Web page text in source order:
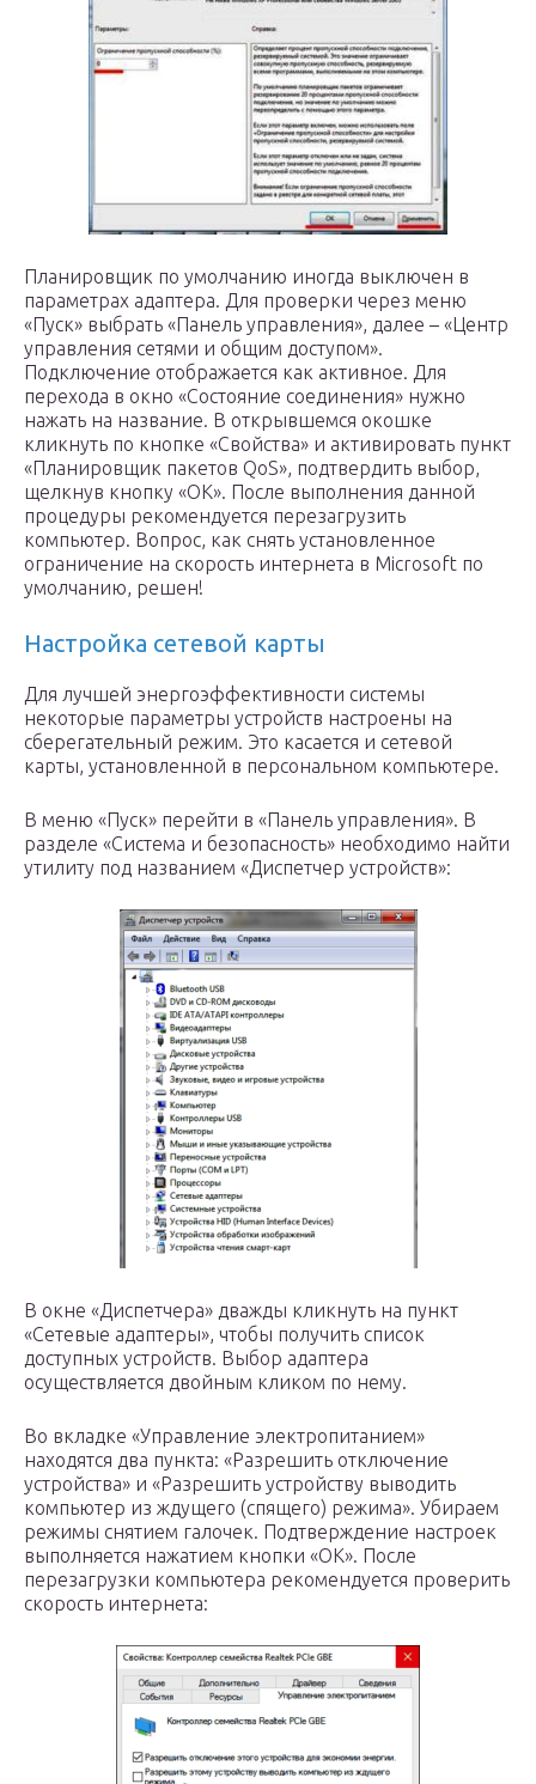
Планировщик по умолчанию иногда выключен в
параметрах адаптера. Для проверки через меню
«Пуск» выбрать «Панель управления», далее – «Центр
управления сетями и общим доступом».
Подключение отображается как активное. Для
перехода в окно «Состояние соединения» нужно
нажать на название. В открывшемся окошке
кликнуть по кнопке «Свойства» и активировать пункт
«Планировщик пакетов QoS», подтвердить выбор,
щелкнув кнопку «ОК». После выполнения данной
процедуры рекомендуется перезагрузить
компьютер. Вопрос, как снять установленное
ограничение на скорость интернета в Microsoft по
умолчанию, решен!
Настройка сетевой карты
Для лучшей энергоэффективности системы
некоторые параметры устройств настроены на
сберегательный режим. Это касается и сетевой
карты, установленной в персональном компьютере.
В меню «Пуск» перейти в «Панель управления». В
разделе «Система и безопасность» необходимо найти
утилиту под названием «Диспетчер устройств»:
В окне «Диспетчера» дважды кликнуть на пункт
«Сетевые адаптеры», чтобы получить список
доступных устройств. Выбор адаптера
осуществляется двойным кликом по нему.
Во вкладке «Управление электропитанием»
находятся два пункта: «Разрешить отключение
устройства» и «Разрешить устройству выводить
компьютер из ждущего (спящего) режима». Убираем
режимы снятием галочек. Подтверждение настроек
выполняется нажатием кнопки «ОК». После
перезагрузки компьютера рекомендуется проверить
скорость интернета: